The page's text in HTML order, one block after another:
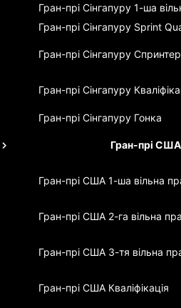
Гран-прі Сінгапуру 1-ша
Гран-прі Сінгапуру Sprint
Гран-прі Сінгапуру
Гран-прі Сінгапуру
Гран-прі Сінгапуру Гонка
Гран-прі США
Гран-прі США 1-ша вільна
Гран-прі США 2-га вільна
Гран-прі США 3-тя вільна
Гран-прі США Кваліфікація